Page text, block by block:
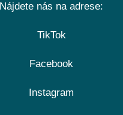
Nájdete nás na adrese:
TikTok
Facebook
Instagram